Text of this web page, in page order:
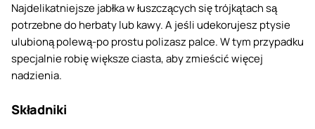
Najdelikatniejsze jabłka w łuszczących się trójkątach są
potrzebne do herbaty lub kawy. A jeśli udekorujesz ptysie
ulubioną polewą-po prostu polizasz palce. W tym przypadku
specjalnie robię większe ciasta, aby zmieścić więcej
nadzienia.
Składniki